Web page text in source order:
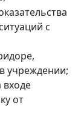
с
учреждении;
от